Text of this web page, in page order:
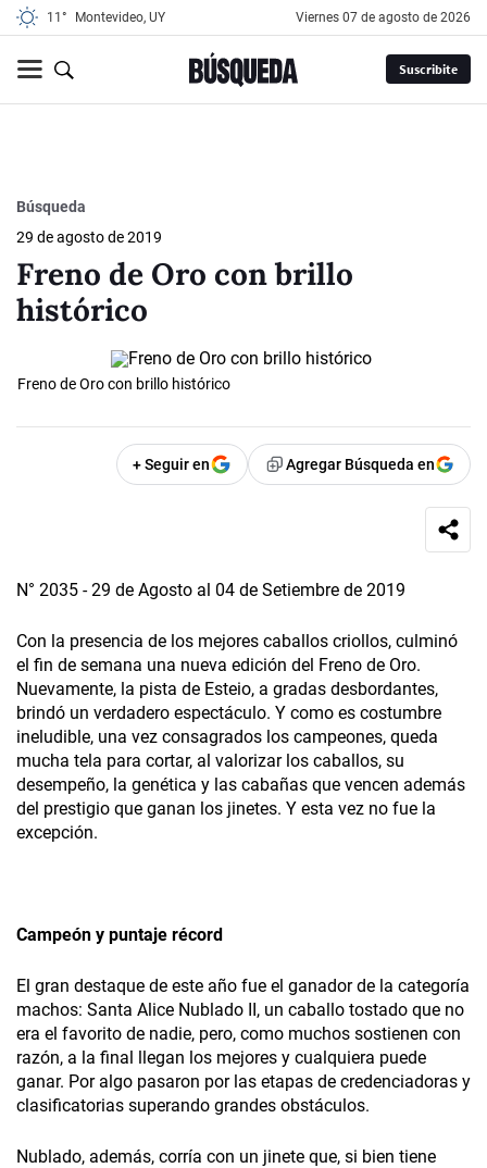
11° Montevideo, UY viernes 07 de agosto de 2026
Suscribite
Búsqueda
29 de agosto de 2019
Freno de Oro con brillo
histórico
Freno de Oro con brillo histórico
+ Seguir en Agregar Búsqueda en
N° 2035 - 29 de Agosto al 04 de Setiembre de 2019
Con la presencia de los mejores caballos criollos, culminó
el fin de semana una nueva edición del Freno de Oro.
Nuevamente, la pista de Esteio, a gradas desbordantes,
brindó un verdadero espectáculo. Y como es costumbre
ineludible, una vez consagrados los campeones, queda
mucha tela para cortar, al valorizar los caballos, su
desempeño, la genética y las cabañas que vencen además
del prestigio que ganan los jinetes. Y esta vez no fue la
excepción.
Campeón y puntaje récord
El gran destaque de este año fue el ganador de la categoría
machos: Santa Alice Nublado II, un caballo tostado que no
era el favorito de nadie, pero, como muchos sostienen con
razón, a la final llegan los mejores y cualquiera puede
ganar. Por algo pasaron por las etapas de credenciadoras y
clasificatorias superando grandes obstáculos.
Nublado, además, corría con un jinete que, si bien tiene